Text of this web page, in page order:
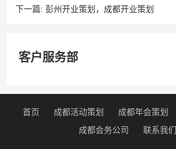
下一篇: 彭州开业策划，成都开业策划
客户服务部
首页 成都活动策划 成都年会策划
成都会务公司
联系我们